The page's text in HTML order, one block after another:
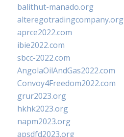
balithut-manado.org
alteregotradingcompany.org
aprce2022.com
ibie2022.com
sbcc-2022.com
AngolaOilAndGas2022.com
Convoy4Freedom2022.com
grur2023.org
hkhk2023.org
napm2023.org
apsdfd2023.org